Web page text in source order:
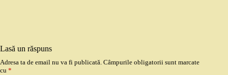
Lasă un răspuns
Adresa ta de email nu va fi publicată. Câmpurile obligatorii sunt marcate
cu *